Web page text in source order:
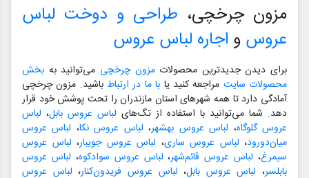
مزون چرخچی، طراحی و دوخت لباس
عروس و اجاره لباس عروس
برای دیدن جدیدترین محصولاتمزون چرخچی می‌توانید به بخش
محصولات سایت مراجعه کنید یا با ما در ارتباط باشید. مزون چرخچی
آمادگی دارد تا همه شهرهای استان مازندران را تحت پوشش خود قرار
دهد. شما می‌توانید با استفاده از تگ‌های لباس عروس بابل، لباس
عروس گلوگاه، لباس عروس بهشهر، لباس عروس نکا، لباس عروس
میان‌دورود، لباس عروس ساری، لباس عروس جویبار، لباس عروس
سیمرغ، لباس عروس قائم‌شهر، لباس عروس سوادکوه، لباس عروس
بابلسر، لباس عروس بابل، لباس عروس فریدون‌کنار، لباس عروس